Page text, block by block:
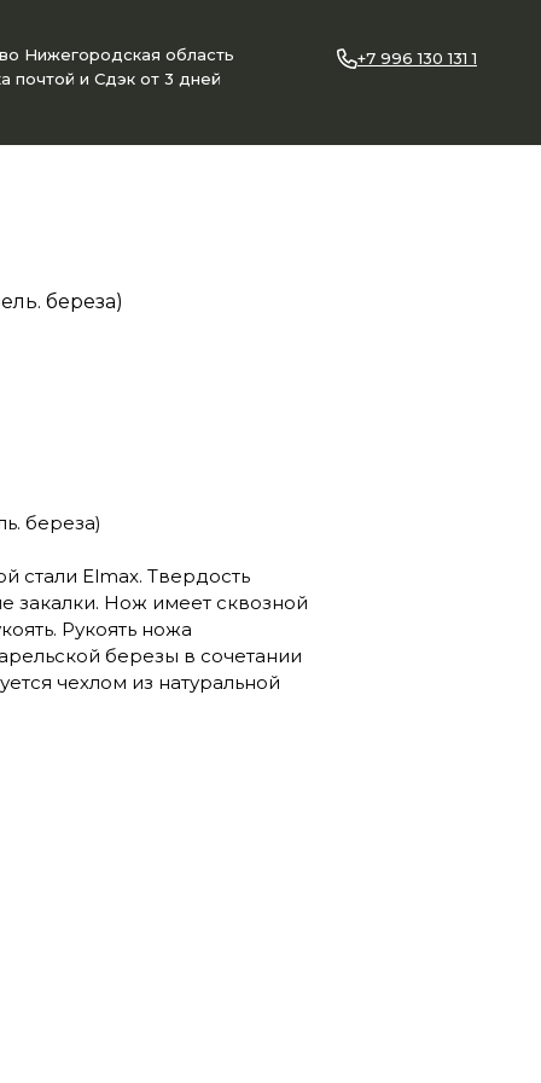
Нижегородская область
почтой и Сдэк от 3 дней
+7 996 130 131 1
береза)
береза)
стали Elmax. Твердость
закалки. Нож имеет сквозной
Рукоять ножа
березы в сочетании
чехлом из натуральной